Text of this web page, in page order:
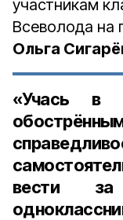
участникам
Всеволода на
Ольга
«Учась в
вести